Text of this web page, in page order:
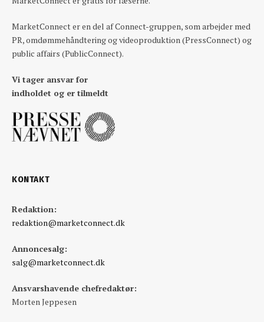
MarketConnect er en del af Connect-gruppen, som arbejder med
PR, omdømmehåndtering og videoproduktion (PressConnect) og
public affairs (PublicConnect).
Vi tager ansvar for
indholdet og er tilmeldt
KONTAKT
Redaktion:
redaktion@marketconnect.dk
Annoncesalg:
salg@marketconnect.dk
Ansvarshavende chefredaktør:
Morten Jeppesen